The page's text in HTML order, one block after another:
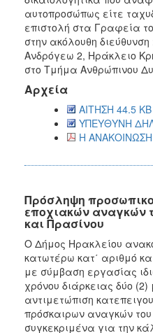
αυτοπροσώπως είτε
επιστολή στα Γραφεία
στην ακόλουθη
Ανδρόγεω 2, Ηράκλειο
στο Τμήμα Ανθρώπινου
Αρχεία
ΑΙΤΗΣΗ 44.5 KB
ΥΠΕΥΘΥΝΗ
Η ΑΝΑΚΟΙΝΩΣΗ
Πρόσληψη
εποχιακών αναγκών
και Πρασίνου
Ο Δήμος Ηρακλείου
κατωτέρω κατ΄ αριθμό
με σύμβαση εργασίας
χρόνου διάρκειας δύο
αντιμετώπιση
πρόσκαιρων αναγκών
συγκεκριμένα για την